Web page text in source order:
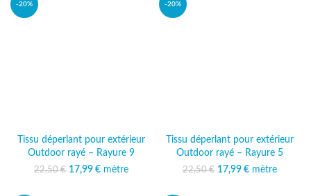
-20%
Tissu déperlant pour extérieur
Outdoor rayé – Rayure 9
22,50€ Le prix initial était :
17,99 €
Le prix
mètre
-20%
Tissu déperlant pour extérieur
Outdoor rayé – Rayure 5
22,50€ Le prix initial était :
17,99 €
Le prix
mètre